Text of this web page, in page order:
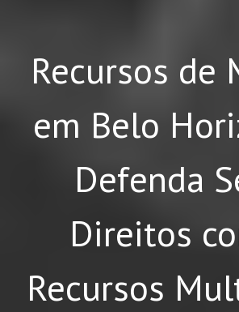
Recursos de
em Belo
Defenda
Direitos
Recursos